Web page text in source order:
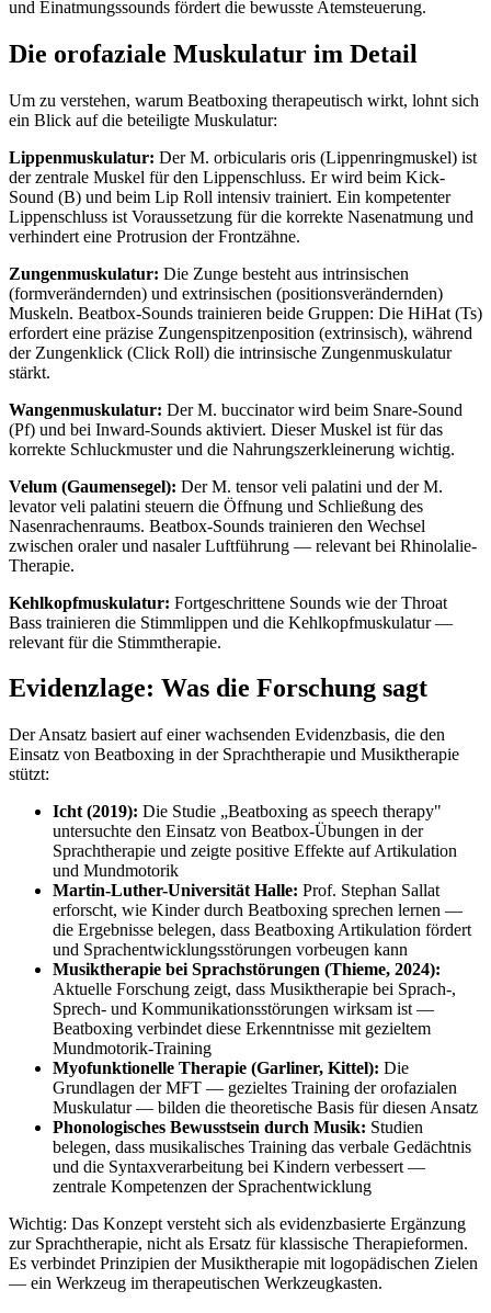
und Einatmungssounds fördert die bewusste Atemsteuerung.
Die orofaziale Muskulatur im Detail
Um zu verstehen, warum Beatboxing therapeutisch wirkt, lohnt sich
ein Blick auf die beteiligte Muskulatur:
Lippenmuskulatur: Der M. orbicularis oris (Lippenringmuskel) ist
der zentrale Muskel für den Lippenschluss. Er wird beim Kick-
Sound (B) und beim Lip Roll intensiv trainiert. Ein kompetenter
Lippenschluss ist Voraussetzung für die korrekte Nasenatmung und
verhindert eine Protrusion der Frontzähne.
Zungenmuskulatur: Die Zunge besteht aus intrinsischen
(formverändernden) und extrinsischen (positionsverändernden)
Muskeln. Beatbox-Sounds trainieren beide Gruppen: Die HiHat (Ts)
erfordert eine präzise Zungenspitzenposition (extrinsisch), während
der Zungenklick (Click Roll) die intrinsische Zungenmuskulatur
stärkt.
Wangenmuskulatur: Der M. buccinator wird beim Snare-Sound
(Pf) und bei Inward-Sounds aktiviert. Dieser Muskel ist für das
korrekte Schluckmuster und die Nahrungszerkleinerung wichtig.
Velum (Gaumensegel): Der M. tensor veli palatini und der M.
levator veli palatini steuern die Öffnung und Schließung des
Nasenrachenraums. Beatbox-Sounds trainieren den Wechsel
zwischen oraler und nasaler Luftführung — relevant bei Rhinolalie-
Therapie.
Kehlkopfmuskulatur: Fortgeschrittene Sounds wie der Throat
Bass trainieren die Stimmlippen und die Kehlkopfmuskulatur —
relevant für die Stimmtherapie.
Evidenzlage: Was die Forschung sagt
Der Ansatz basiert auf einer wachsenden Evidenzbasis, die den
Einsatz von Beatboxing in der Sprachtherapie und Musiktherapie
stützt:
Icht (2019): Die Studie „Beatboxing as speech therapy"
untersuchte den Einsatz von Beatbox-Übungen in der
Sprachtherapie und zeigte positive Effekte auf Artikulation
und Mundmotorik
Martin-Luther-Universität Halle: Prof. Stephan Sallat
erforscht, wie Kinder durch Beatboxing sprechen lernen —
die Ergebnisse belegen, dass Beatboxing Artikulation fördert
und Sprachentwicklungsstörungen vorbeugen kann
Musiktherapie bei Sprachstörungen (Thieme, 2024):
Aktuelle Forschung zeigt, dass Musiktherapie bei Sprach-,
Sprech- und Kommunikationsstörungen wirksam ist —
Beatboxing verbindet diese Erkenntnisse mit gezieltem
Mundmotorik-Training
Myofunktionelle Therapie (Garliner, Kittel): Die
Grundlagen der MFT — gezieltes Training der orofazialen
Muskulatur — bilden die theoretische Basis für diesen Ansatz
Phonologisches Bewusstsein durch Musik: Studien
belegen, dass musikalisches Training das verbale Gedächtnis
und die Syntaxverarbeitung bei Kindern verbessert —
zentrale Kompetenzen der Sprachentwicklung
Wichtig: Das Konzept versteht sich als evidenzbasierte Ergänzung
zur Sprachtherapie, nicht als Ersatz für klassische Therapieformen.
Es verbindet Prinzipien der Musiktherapie mit logopädischen Zielen
— ein Werkzeug im therapeutischen Werkzeugkasten.